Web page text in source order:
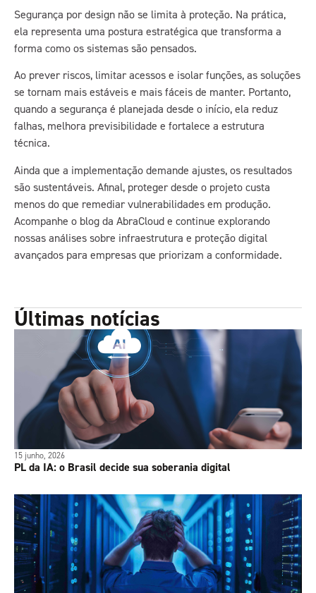
Segurança por design não se limita à proteção. Na prática,
ela representa uma postura estratégica que transforma a
forma como os sistemas são pensados.
Ao prever riscos, limitar acessos e isolar funções, as soluções
se tornam mais estáveis e mais fáceis de manter. Portanto,
quando a segurança é planejada desde o início, ela reduz
falhas, melhora previsibilidade e fortalece a estrutura
técnica.
Ainda que a implementação demande ajustes, os resultados
são sustentáveis. Afinal, proteger desde o projeto custa
menos do que remediar vulnerabilidades em produção.
Acompanhe o blog da AbraCloud e continue explorando
nossas análises sobre infraestrutura e proteção digital
avançados para empresas que priorizam a conformidade.
Últimas notícias
15 junho, 2026
PL da IA: o Brasil decide sua soberania digital